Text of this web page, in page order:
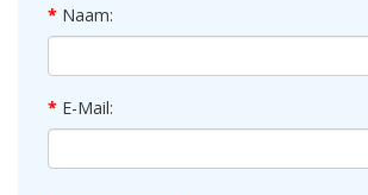
Naam:
E-Mail: